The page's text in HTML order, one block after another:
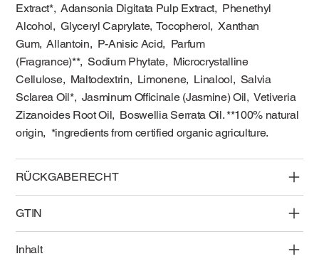
Extract*, Adansonia Digitata Pulp Extract, Phenethyl
Alcohol, Glyceryl Caprylate, Tocopherol, Xanthan
Gum, Allantoin, P-Anisic Acid, Parfum
(Fragrance)**, Sodium Phytate, Microcrystalline
Cellulose, Maltodextrin, Limonene, Linalool, Salvia
Sclarea Oil*, Jasminum Officinale (Jasmine) Oil, Vetiveria
Zizanoides Root Oil, Boswellia Serrata Oil. **100% natural
origin, *ingredients from certified organic agriculture.
RÜCKGABERECHT
GTIN
Inhalt